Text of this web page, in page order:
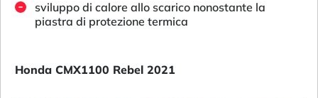
sviluppo di calore allo scarico nonostante la
piastra di protezione termica
Honda CMX1100 Rebel 2021